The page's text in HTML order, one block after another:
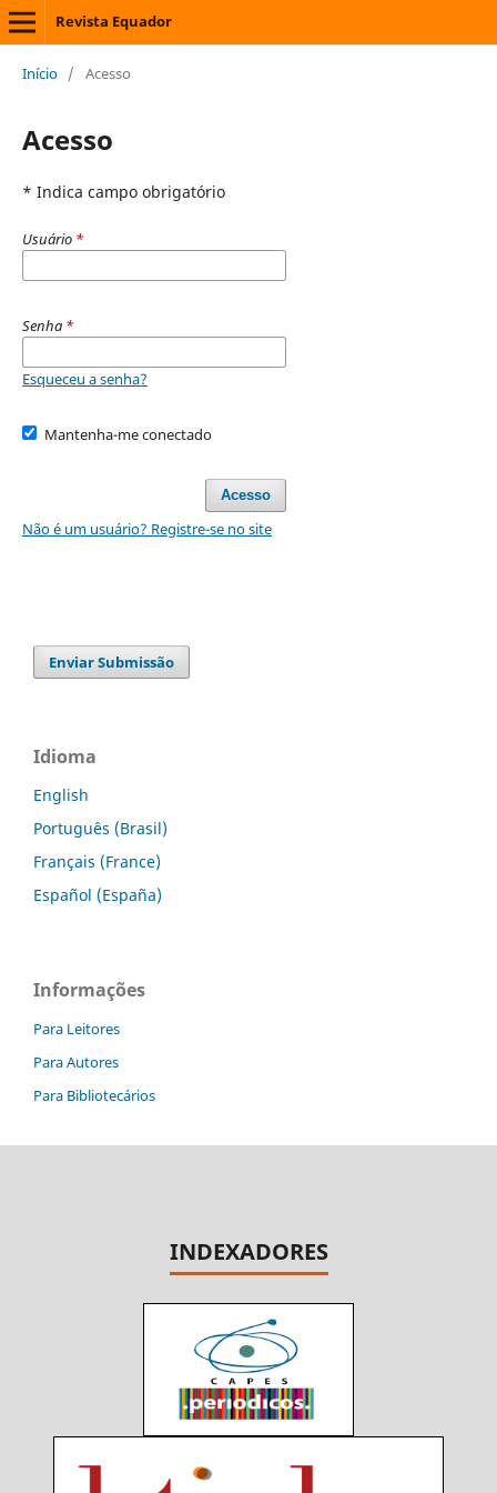
Revista Equador
Início / Acesso
Acesso
* Indica campo obrigatório
Usuário *
Senha *
Esqueceu a senha?
Mantenha-me conectado
Acesso
Não é um usuário? Registre-se no site
Enviar Submissão
Idioma
English
Português (Brasil)
Français (France)
Español (España)
Informações
Para Leitores
Para Autores
Para Bibliotecários
INDEXADORES